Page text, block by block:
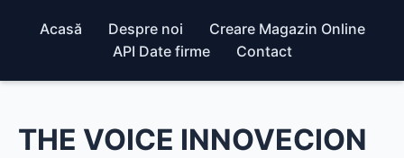
Acasă Despre noi
Creare Magazin Online
API Date firme
Contact
THE VOICE INNOVECION